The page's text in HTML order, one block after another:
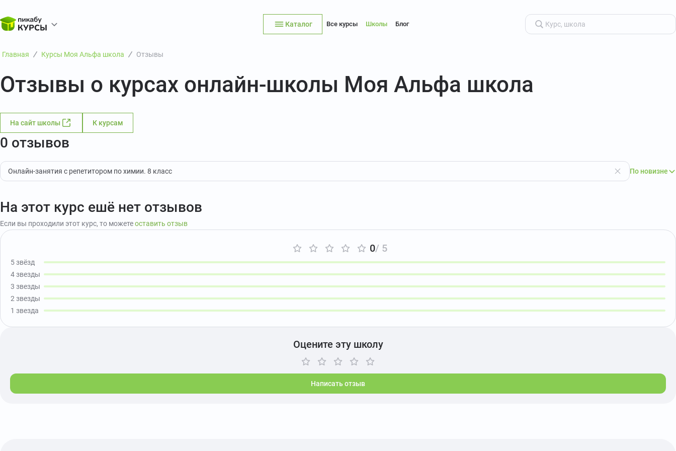
Каталог Все курсы Школы Блог
Главная Курсы Моя Альфа школа Отзывы
Отзывы о курсах онлайн-школы Моя Альфа школа
На сайт школы К курсам
0 отзывов
Онлайн-занятия с репетитором по химии. 8 класс По новизне
На этот курс ешё нет отзывов
Если вы проходили этот курс, то можетеоставить отзыв
0/ 5
5 звёзд
4 звезды
3 звезды
2 звезды
1 звезда
Оцените эту школу
Написать отзыв